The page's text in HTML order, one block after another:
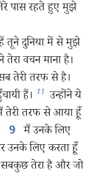
पास रहते हुए मुझे
तूने दुनिया में से मुझे
वचन माना है।
तेरी तरफ से है।
हैं। 11 उन्होंने ये
तेरी तरफ से आया हूँ
9 मैं उनके लिए
उनके लिए करता हूँ
तेरा है और जो